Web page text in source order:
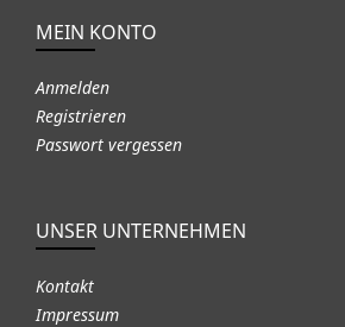
MEIN KONTO
Anmelden
Registrieren
Passwort vergessen
UNSER UNTERNEHMEN
Kontakt
Impressum